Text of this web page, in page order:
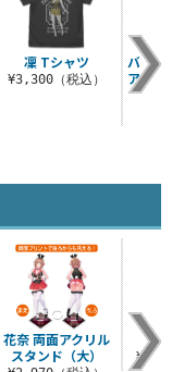
凜 Tシャツ
¥3,300（税込）
バース
アクリ
花奈 両面アクリル
スタンド（大）
美羽